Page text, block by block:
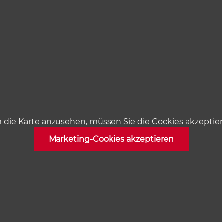
die Karte anzusehen, müssen Sie die Cookies
Marketing-Cookies akzeptieren